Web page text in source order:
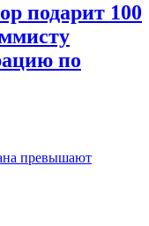
подарит 100
по